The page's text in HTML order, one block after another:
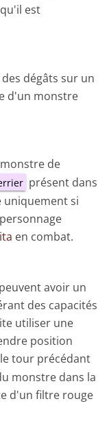
est
dégâts sur un
d'un monstre
de
présent dans
uniquement si
en combat.
avoir un
des capacités
utiliser une
position
le tour précédant
monstre dans la
d'un filtre rouge